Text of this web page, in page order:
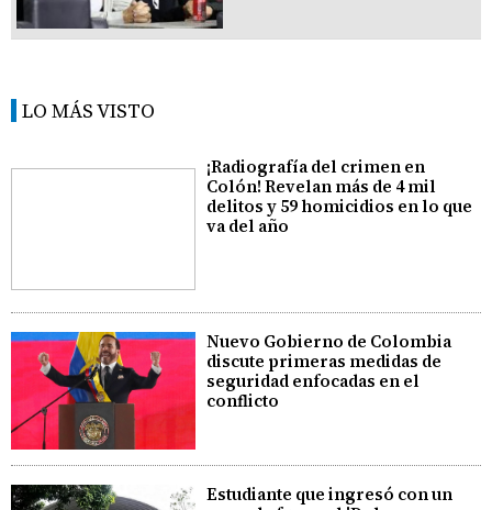
LO MÁS VISTO
¡Radiografía del crimen en
Colón! Revelan más de 4 mil
delitos y 59 homicidios en lo que
va del año
Nuevo Gobierno de Colombia
discute primeras medidas de
seguridad enfocadas en el
conflicto
Estudiante que ingresó con un